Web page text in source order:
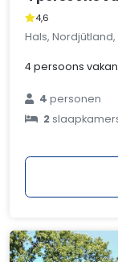
4,6
Hals,
4 persoons
4personen
2